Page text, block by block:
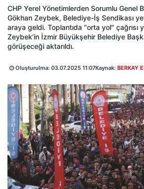
CHP Yerel Yönetimlerden Sorumlu Genel
Gökhan Zeybek, Belediye-İş Sendikası
araya geldi. Toplantıda "orta yol" çağrısı
Zeybek’in İzmir Büyükşehir Belediye
görüşeceği aktarıldı.
Oluşturulma: 03.07.2025 11:07Kaynak: BERKAY